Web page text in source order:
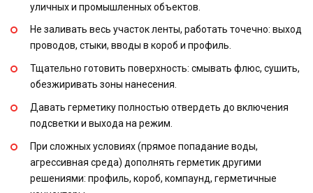
уличных и промышленных объектов.
Не заливать весь участок ленты, работать точечно: выход
проводов, стыки, вводы в короб и профиль.
Тщательно готовить поверхность: смывать флюс, сушить,
обезжиривать зоны нанесения.
Давать герметику полностью отвердеть до включения
подсветки и выхода на режим.
При сложных условиях (прямое попадание воды,
агрессивная среда) дополнять герметик другими
решениями: профиль, короб, компаунд, герметичные